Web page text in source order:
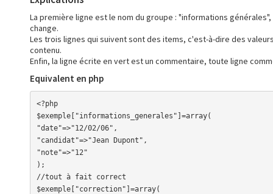
La première ligne est le nom du groupe : "informations
change.
Les trois lignes qui suivent sont des items, c'est-à-dire des
contenu.
Enfin, la ligne écrite en vert est un commentaire, toute ligne
Equivalent en php
<?php
$exemple["informations_generales"]=array(
"date"=>"12/02/06",
"candidat"=>"Jean Dupont",
"note"=>"12"
);
//tout à fait correct
$exemple["correction"]=array(